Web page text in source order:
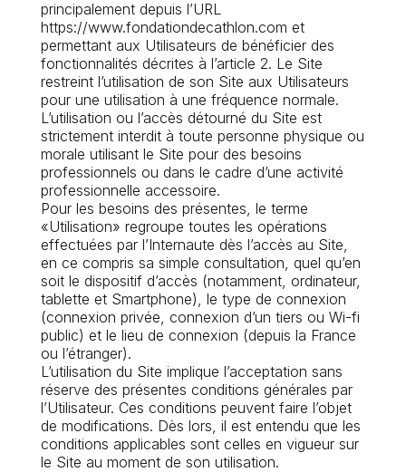
principalement depuis l’URL
https://www.fondationdecathlon.com et
permettant aux Utilisateurs de bénéficier des
fonctionnalités décrites à l’article 2. Le Site
restreint l’utilisation de son Site aux Utilisateurs
pour une utilisation à une fréquence normale.
L’utilisation ou l’accès détourné du Site est
strictement interdit à toute personne physique ou
morale utilisant le Site pour des besoins
professionnels ou dans le cadre d’une activité
professionnelle accessoire.
Pour les besoins des présentes, le terme
«Utilisation» regroupe toutes les opérations
effectuées par l’Internaute dès l’accès au Site,
en ce compris sa simple consultation, quel qu’en
soit le dispositif d’accès (notamment, ordinateur,
tablette et Smartphone), le type de connexion
(connexion privée, connexion d’un tiers ou Wi-fi
public) et le lieu de connexion (depuis la France
ou l’étranger).
L’utilisation du Site implique l’acceptation sans
réserve des présentes conditions générales par
l’Utilisateur. Ces conditions peuvent faire l’objet
de modifications. Dès lors, il est entendu que les
conditions applicables sont celles en vigueur sur
le Site au moment de son utilisation.